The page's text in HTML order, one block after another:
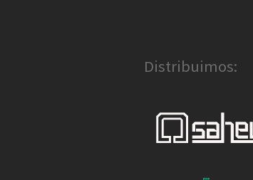
Distribuimos: